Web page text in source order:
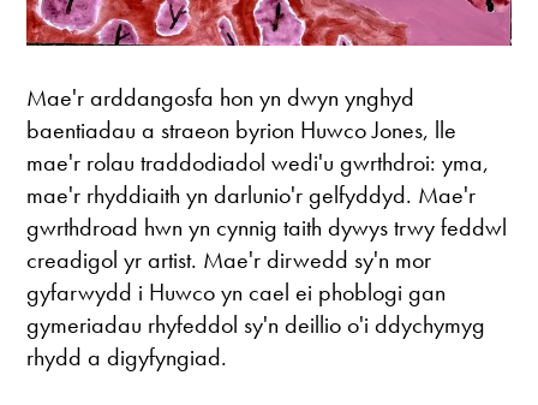
Mae'r arddangosfa hon yn dwyn ynghyd
baentiadau a straeon byrion Huwco Jones, lle
mae'r rolau traddodiadol wedi'u gwrthdroi: yma,
mae'r rhyddiaith yn darlunio'r gelfyddyd. Mae'r
gwrthdroad hwn yn cynnig taith dywys trwy feddwl
creadigol yr artist. Mae'r dirwedd sy'n mor
gyfarwydd i Huwco yn cael ei phoblogi gan
gymeriadau rhyfeddol sy'n deillio o'i ddychymyg
rhydd a digyfyngiad.